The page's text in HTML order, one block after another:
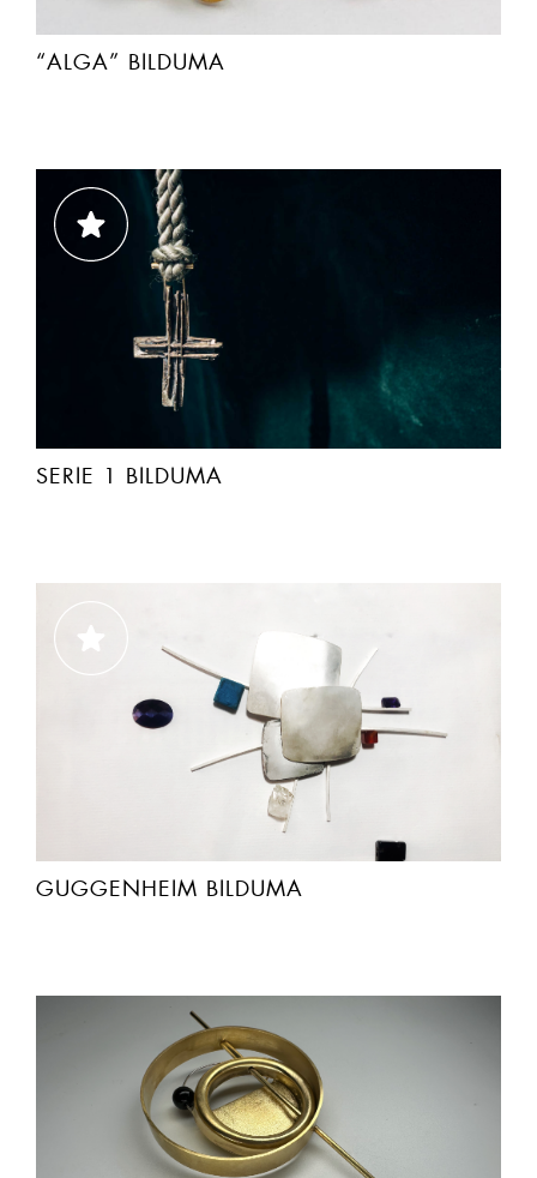
“ALGA” BILDUMA
SERIE 1 BILDUMA
GUGGENHEIM BILDUMA